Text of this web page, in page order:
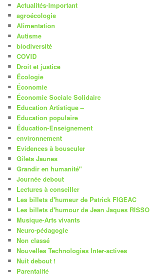
Actualités-Important
agroécologie
Alimentation
Autisme
biodiversité
COVID
Droit et justice
Écologie
Économie
Économie Sociale Solidaire
Education Artistique –
Education populaire
Éducation-Enseignement
environnement
Evidences à bousculer
Gilets Jaunes
Grandir en humanité"
Journée debout
Lectures à conseiller
Les billets d'humeur de Patrick FIGEAC
Les billets d'humour de Jean Jaques RISSO
Musique-Arts vivants
Neuro-pédagogie
Non classé
Nouvelles Technologies Inter-actives
Nuit debout !
Parentalité